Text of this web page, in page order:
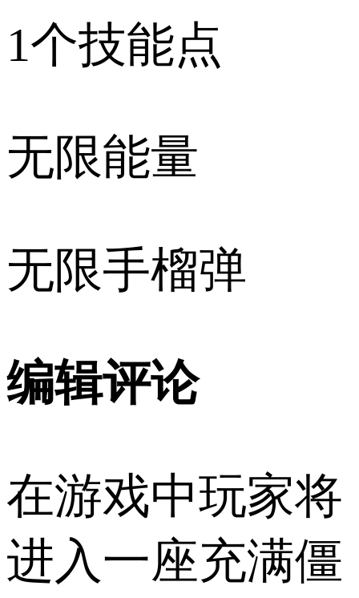
1个技能点
无限能量
无限手榴弹
编辑评论
在游戏中玩家将
进入一座充满僵